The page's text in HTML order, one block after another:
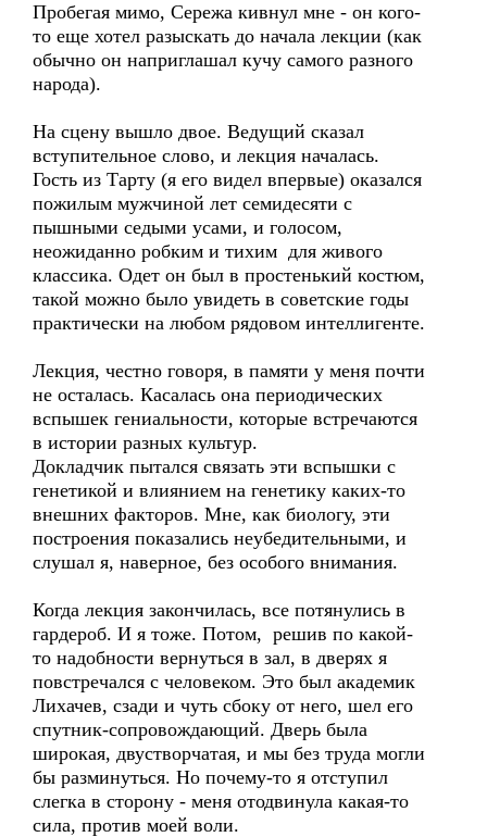
Пробегая мимо, Сережа кивнул мне - он кого-
то еще хотел разыскать до начала лекции (как
обычно он наприглашал кучу самого разного
народа).
На сцену вышло двое. Ведущий сказал
вступительное слово, и лекция началась.
Гость из Тарту (я его видел впервые) оказался
пожилым мужчиной лет семидесяти с
пышными седыми усами, и голосом,
неожиданно робким и тихим для живого
классика. Одет он был в простенький костюм,
такой можно было увидеть в советские годы
практически на любом рядовом интеллигенте.
Лекция, честно говоря, в памяти у меня почти
не осталась. Касалась она периодических
вспышек гениальности, которые встречаются
в истории разных культур.
Докладчик пытался связать эти вспышки с
генетикой и влиянием на генетику каких-то
внешних факторов. Мне, как биологу, эти
построения показались неубедительными, и
слушал я, наверное, без особого внимания.
Когда лекция закончилась, все потянулись в
гардероб. И я тоже. Потом, решив по какой-
то надобности вернуться в зал, в дверях я
повстречался с человеком. Это был академик
Лихачев, сзади и чуть сбоку от него, шел его
спутник-сопровождающий. Дверь была
широкая, двустворчатая, и мы без труда могли
бы разминуться. Но почему-то я отступил
слегка в сторону - меня отодвинула какая-то
сила, против моей воли.